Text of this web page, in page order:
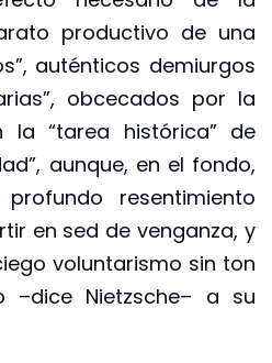
productivo de una
auténticos demiurgos
obcecados por la
la “tarea histórica” de
aunque, en el fondo,
resentimiento
en sed de venganza, y
voluntarismo sin ton
–dice Nietzsche– a su